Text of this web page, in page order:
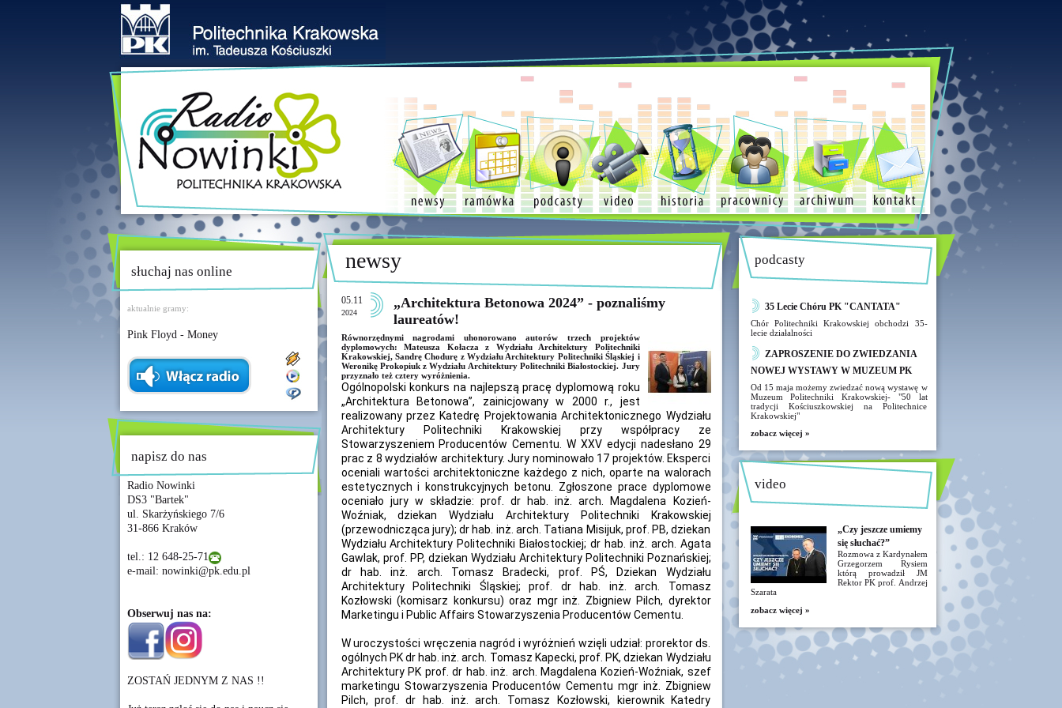
słuchaj nas online
aktualnie gramy:
Pink Floyd - Money
napisz do nas
Radio Nowinki
DS3 "Bartek"
ul. Skarżyńskiego 7/6
31-866 Kraków
tel.: 12 648-25-71
e-mail: nowinki@pk.edu.pl
Obserwuj nas na:
ZOSTAŃ JEDNYM Z NAS !!
newsy
05.11
2024
„Architektura Betonowa 2024” - poznaliśmy
laureatów!
Równorzędnymi nagrodami uhonorowano autorów trzech projektów
dyplomowych: Mateusza Kołacza z Wydziału Architektury Politechniki
Krakowskiej, Sandrę Chodurę z Wydziału Architektury Politechniki Śląskiej i
Weronikę Prokopiuk z Wydziału Architektury Politechniki Białostockiej. Jury
przyznało też cztery wyróżnienia.
Ogólnopolski konkurs na najlepszą pracę dyplomową roku
„Architektura Betonowa”, zainicjowany w 2000 r., jest
realizowany przez Katedrę Projektowania Architektonicznego Wydziału
Architektury Politechniki Krakowskiej przy współpracy ze
Stowarzyszeniem Producentów Cementu. W XXV edycji nadesłano 29
prac z 8 wydziałów architektury. Jury nominowało 17 projektów. Eksperci
oceniali wartości architektoniczne każdego z nich, oparte na walorach
estetycznych i konstrukcyjnych betonu. Zgłoszone prace dyplomowe
oceniało jury w składzie: prof. dr hab. inż. arch. Magdalena Kozień-
Woźniak, dziekan Wydziału Architektury Politechniki Krakowskiej
(przewodnicząca jury); dr hab. inż. arch. Tatiana Misijuk, prof. PB, dziekan
Wydziału Architektury Politechniki Białostockiej; dr hab. inż. arch. Agata
Gawlak, prof. PP, dziekan Wydziału Architektury Politechniki Poznańskiej;
dr hab. inż. arch. Tomasz Bradecki, prof. PŚ, Dziekan Wydziału
Architektury Politechniki Śląskiej; prof. dr hab. inż. arch. Tomasz
Kozłowski (komisarz konkursu) oraz mgr inż. Zbigniew Pilch, dyrektor
Marketingu i Public Affairs Stowarzyszenia Producentów Cementu.
W uroczystości wręczenia nagród i wyróżnień wzięli udział: prorektor ds.
ogólnych PK dr hab. inż. arch. Tomasz Kapecki, prof. PK, dziekan Wydziału
Architektury PK prof. dr hab. inż. arch. Magdalena Kozień-Woźniak, szef
marketingu Stowarzyszenia Producentów Cementu mgr inż. Zbigniew
Pilch, prof. dr hab. inż. arch. Tomasz Kozłowski, kierownik Katedry
podcasty
35 Lecie Chóru PK "CANTATA"
Chór Politechniki Krakowskiej obchodzi 35-
lecie działalności
ZAPROSZENIE DO ZWIEDZANIA
NOWEJ WYSTAWY W MUZEUM PK
Od 15 maja możemy zwiedzać nową wystawę w
Muzeum Politechniki Krakowskiej- "50 lat
tradycji Kościuszkowskiej na Politechnice
Krakowskiej"
zobacz więcej »
video
„Czy jeszcze umiemy
się słuchać?”
Rozmowa z Kardynałem
Grzegorzem Rysiem
którą prowadził JM
Rektor PK prof. Andrzej
Szarata
zobacz więcej »